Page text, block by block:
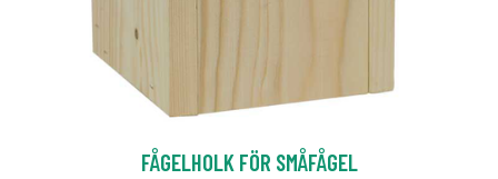
FÅGELHOLK FÖR SMÅFÅGEL